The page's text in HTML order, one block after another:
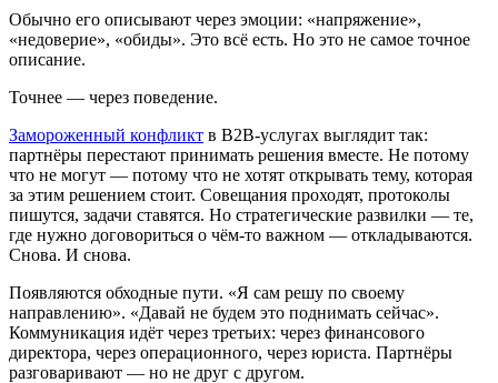
Обычно его описывают через эмоции: «напряжение»,
«недоверие», «обиды». Это всё есть. Но это не самое точное
описание.
Точнее — через поведение.
Замороженный конфликт в B2B-услугах выглядит так:
партнёры перестают принимать решения вместе. Не потому
что не могут — потому что не хотят открывать тему, которая
за этим решением стоит. Совещания проходят, протоколы
пишутся, задачи ставятся. Но стратегические развилки — те,
где нужно договориться о чём-то важном — откладываются.
Снова. И снова.
Появляются обходные пути. «Я сам решу по своему
направлению». «Давай не будем это поднимать сейчас».
Коммуникация идёт через третьих: через финансового
директора, через операционного, через юриста. Партнёры
разговаривают — но не друг с другом.